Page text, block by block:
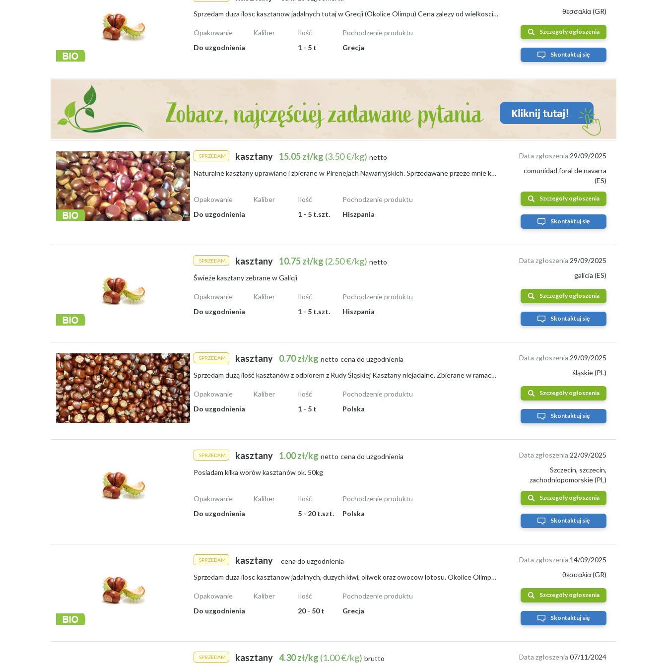
Skup Łódzkie
Skup Małopolskie
Skup Mazowieckie
Skup Podkarpackie
Skup Śląskie
Skup Świętokrzyskie
Skup Warmińsko-Mazurskie
Skup Wielkopolskie
Skup Zachodniopomorskie
Sprzedam duza ilosc kasztanow jadalnych tutaj w Grecji (Okolice Olimpu) Cena zalezy od wielkosci kasztanow. Extra large 4,20 € za kg Duze 3,... θεσσαλία (GR)
Opakowanie
Do uzgodnienia
Kaliber
Ilość
1 - 5 t
Pochodzenie produktu
Grecja
Szczegóły ogłoszenia
Skontaktuj się
SPRZEDAM kasztany 15.05 zł/kg (3.50 €/kg) netto 29/09/2025
Data zgłoszenia
Naturalne kasztany uprawiane i zbierane w Pirenejach Nawarryjskich. Sprzedawane przeze mnie kasztany są podlewane, zbierane i selekcjonowane...
comunidad foral de navarra
(ES)
Opakowanie
Do uzgodnienia
Kaliber
Ilość
1 - 5 t.szt.
Pochodzenie produktu
Hiszpania
Szczegóły ogłoszenia
Skontaktuj się
SPRZEDAM kasztany 10.75 zł/kg (2.50 €/kg) netto 29/09/2025
Data zgłoszenia
Świeże kasztany zebrane w Galicji galicia (ES)
Opakowanie
Do uzgodnienia
Kaliber
Ilość
1 - 5 t.szt.
Pochodzenie produktu
Hiszpania
Szczegóły ogłoszenia
Skontaktuj się
SPRZEDAM kasztany 0.70 zł/kg netto cena do uzgodnienia 29/09/2025
Data zgłoszenia
Sprzedam dużą ilość kasztanów z odbiorem z Rudy Śląskiej Kasztany niejadalne. Zbierane w ramach akcji w placówce oświatowej. śląskie (PL)
Opakowanie
Do uzgodnienia
Kaliber
Ilość
1 - 5 t
Pochodzenie produktu
Polska
Szczegóły ogłoszenia
Skontaktuj się
SPRZEDAM kasztany 1.00 zł/kg netto cena do uzgodnienia 22/09/2025
Data zgłoszenia
Posiadam kilka worów kasztanów ok. 50kg
Szczecin, szczecin,
zachodniopomorskie (PL)
Opakowanie
Do uzgodnienia
Kaliber
Ilość
5 - 20 t.szt.
Pochodzenie produktu
Polska
Szczegóły ogłoszenia
Skontaktuj się
SPRZEDAM kasztany cena do uzgodnienia 14/09/2025
Data zgłoszenia
Sprzedam duza ilosc kasztanow jadalnych, duzych kiwi, oliwek oraz owocow lotosu. Okolice Olimpu. Kontakt Katerina [telefon] θεσσαλία (GR)
Opakowanie
Do uzgodnienia
Kaliber
Ilość
20 - 50 t
Pochodzenie produktu
Grecja
Szczegóły ogłoszenia
Skontaktuj się
SPRZEDAM kasztany 4.30 zł/kg (1.00 €/kg) brutto 07/11/2024
Data zgłoszenia